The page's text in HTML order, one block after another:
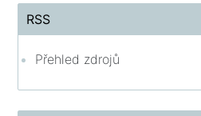
RSS
Přehled zdrojů